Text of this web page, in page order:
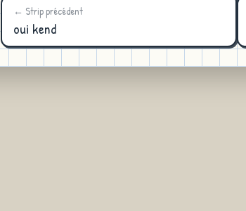
← Strip précédent
oui kend